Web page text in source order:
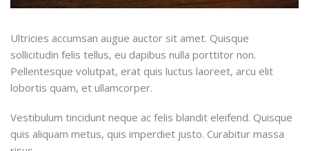
Ultricies accumsan augue auctor sit amet. Quisque
sollicitudin felis tellus, eu dapibus nulla porttitor non.
Pellentesque volutpat, erat quis luctus laoreet, arcu elit
lobortis quam, et ullamcorper.
Vestibulum tincidunt neque ac felis blandit eleifend. Quisque
quis aliquam metus, quis imperdiet justo. Curabitur massa